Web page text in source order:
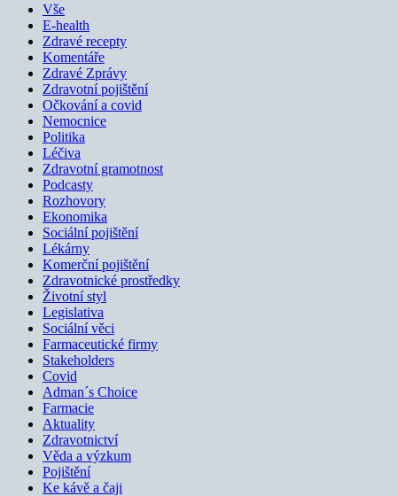
Vše
E-health
Zdravé recepty
Komentáře
Zdravé Zprávy
Zdravotní pojištění
Očkování a covid
Nemocnice
Politika
Léčiva
Zdravotní gramotnost
Podcasty
Rozhovory
Ekonomika
Sociální pojištění
Lékárny
Komerční pojištění
Zdravotnické prostředky
Životní styl
Legislativa
Sociální věci
Farmaceutické firmy
Stakeholders
Covid
Adman´s Choice
Farmacie
Aktuality
Zdravotnictví
Věda a výzkum
Pojištění
Ke kávě a čaji